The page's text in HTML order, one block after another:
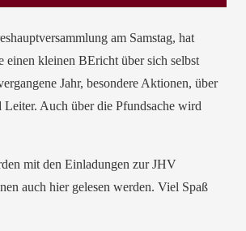
am Samstag, hat
einen kleinen BEricht über sich selbst
Jahr, besondere Aktionen, über
Leiter. Auch über die Pfundsache wird
mit den Einladungen zur JHV
auch hier gelesen werden. Viel Spaß